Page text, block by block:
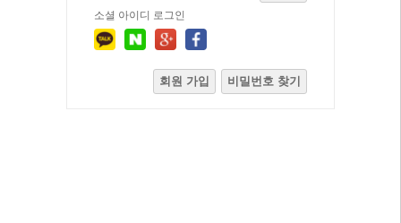
소셜 아이디 로그인
회원 가입 비밀번호 찾기